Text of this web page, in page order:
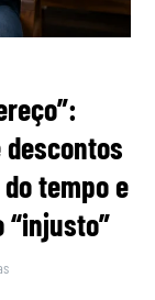
tempo e
“injusto”